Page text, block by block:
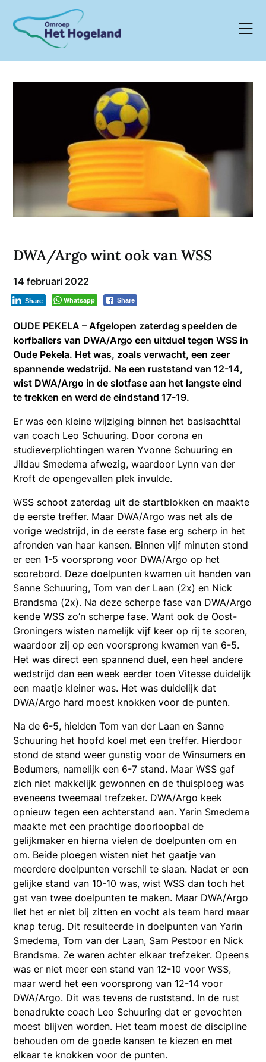
content
DWA/Argo wint ook van WSS
14 februari 2022
Whatsapp Share
Share
OUDE PEKELA – Afgelopen zaterdag speelden de
korfballers van DWA/Argo een uitduel tegen WSS in
Oude Pekela. Het was, zoals verwacht, een zeer
spannende wedstrijd. Na een ruststand van 12-14,
wist DWA/Argo in de slotfase aan het langste eind
te trekken en werd de eindstand 17-19.
Er was een kleine wijziging binnen het basisachttal
van coach Leo Schuuring. Door corona en
studieverplichtingen waren Yvonne Schuuring en
Jildau Smedema afwezig, waardoor Lynn van der
Kroft de opengevallen plek invulde.
WSS schoot zaterdag uit de startblokken en maakte
de eerste treffer. Maar DWA/Argo was net als de
vorige wedstrijd, in de eerste fase erg scherp in het
afronden van haar kansen. Binnen vijf minuten stond
er een 1-5 voorsprong voor DWA/Argo op het
scorebord. Deze doelpunten kwamen uit handen van
Sanne Schuuring, Tom van der Laan (2x) en Nick
Brandsma (2x). Na deze scherpe fase van DWA/Argo
kende WSS zo’n scherpe fase. Want ook de Oost-
Groningers wisten namelijk vijf keer op rij te scoren,
waardoor zij op een voorsprong kwamen van 6-5.
Het was direct een spannend duel, een heel andere
wedstrijd dan een week eerder toen Vitesse duidelijk
een maatje kleiner was. Het was duidelijk dat
DWA/Argo hard moest knokken voor de punten.
Na de 6-5, hielden Tom van der Laan en Sanne
Schuuring het hoofd koel met een treffer. Hierdoor
stond de stand weer gunstig voor de Winsumers en
Bedumers, namelijk een 6-7 stand. Maar WSS gaf
zich niet makkelijk gewonnen en de thuisploeg was
eveneens tweemaal trefzeker. DWA/Argo keek
opnieuw tegen een achterstand aan. Yarin Smedema
maakte met een prachtige doorloopbal de
gelijkmaker en hierna vielen de doelpunten om en
om. Beide ploegen wisten niet het gaatje van
meerdere doelpunten verschil te slaan. Nadat er een
gelijke stand van 10-10 was, wist WSS dan toch het
gat van twee doelpunten te maken. Maar DWA/Argo
liet het er niet bij zitten en vocht als team hard maar
knap terug. Dit resulteerde in doelpunten van Yarin
Smedema, Tom van der Laan, Sam Pestoor en Nick
Brandsma. Ze waren achter elkaar trefzeker. Opeens
was er niet meer een stand van 12-10 voor WSS,
maar werd het een voorsprong van 12-14 voor
DWA/Argo. Dit was tevens de ruststand. In de rust
benadrukte coach Leo Schuuring dat er gevochten
moest blijven worden. Het team moest de discipline
behouden om de goede kansen te kiezen en met
elkaar te knokken voor de punten.